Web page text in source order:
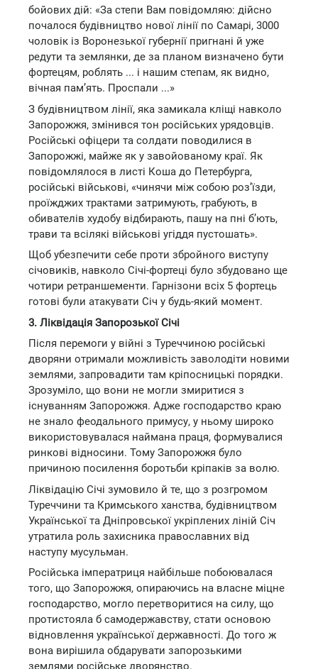
бойових дій: «За степи Вам повідомляю: дійсно
почалося будівництво нової лінії по Самарі, 3000
чоловік із Воронезької губернії пригнані й уже
редути та землянки, де за планом визначено бути
фортецям, роблять ... і нашим степам, як видно,
вічная пам’ять. Проспали ...»
З будівництвом лінії, яка замикала кліщі навколо
Запорожжя, змінився тон російських урядовців.
Російські офіцери та солдати поводилися в
Запорожжі, майже як у завойованому краї. Як
повідомлялося в листі Коша до Петербурга,
російські військові, «чинячи між собою роз’їзди,
проїжджих трактами затримують, грабують, в
обивателів худобу відбирають, пашу на пні б’ють,
трави та всілякі військові угіддя пустошать».
Щоб убезпечити себе проти збройного виступу
січовиків, навколо Січі-фортеці було збудовано ще
чотири ретраншементи. Гарнізони всіх 5 фортець
готові були атакувати Січ у будь-який момент.
3. Ліквідація Запорозької Січі
Після перемоги у війні з Туреччиною російські
дворяни отримали можливість заволодіти новими
землями, запровадити там кріпосницькі порядки.
Зрозуміло, що вони не могли змиритися з
існуванням Запорожжя. Адже господарство краю
не знало феодального примусу, у ньому широко
використовувалася наймана праця, формувалися
ринкові відносини. Тому Запорожжя було
причиною посилення боротьби кріпаків за волю.
Ліквідацію Січі зумовило й те, що з розгромом
Туреччини та Кримського ханства, будівництвом
Української та Дніпровської укріплених ліній Січ
утратила роль захисника православних від
наступу мусульман.
Російська імператриця найбільше побоювалася
того, що Запорожжя, опираючись на власне міцне
господарство, могло перетворитися на силу, що
протистояла б самодержавству, стати основою
відновлення української державності. До того ж
вона вирішила обдарувати запорозькими
землями російське дворянство.